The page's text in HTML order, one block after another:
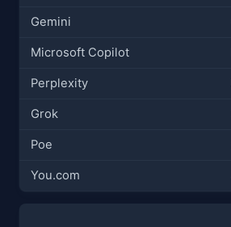
Gemini
Microsoft Copilot
Perplexity
Grok
Poe
You.com